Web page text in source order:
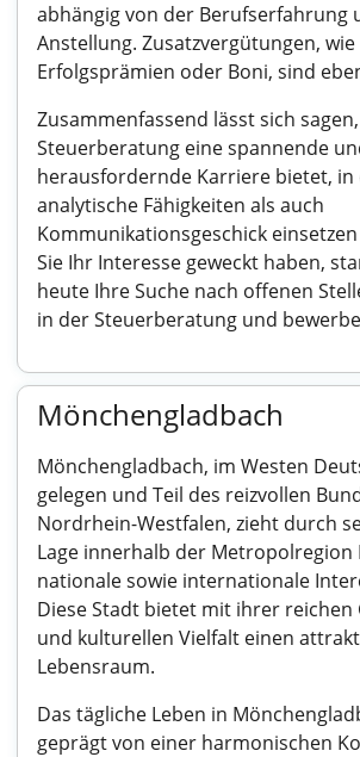
abhängig von der Berufserfahrung
Anstellung. Zusatzvergütungen, wie
Erfolgsprämien oder Boni, sind
Zusammenfassend lässt sich
Steuerberatung eine spannende
herausfordernde Karriere bietet, in
analytische Fähigkeiten als auch
Kommunikationsgeschick
Sie Ihr Interesse geweckt haben,
heute Ihre Suche nach offenen
in der Steuerberatung und
Mönchengladbach
Mönchengladbach, im Westen
gelegen und Teil des reizvollen
Nordrhein-Westfalen, zieht durch
Lage innerhalb der Metropolregion
nationale sowie internationale
Diese Stadt bietet mit ihrer reichen
und kulturellen Vielfalt einen
Lebensraum.
Das tägliche Leben in
geprägt von einer harmonischen